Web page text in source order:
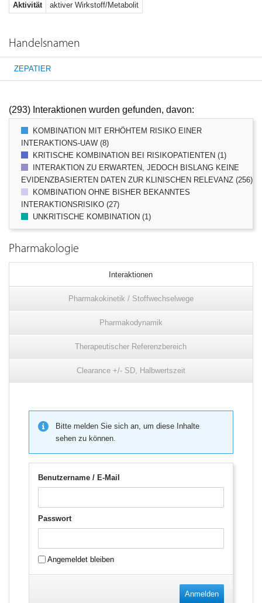
Aktivität aktiver Wirkstoff/Metabolit
Handelsnamen
ZEPATIER
(293) Interaktionen wurden gefunden, davon:
KOMBINATION MIT ERHÖHTEM RISIKO EINER
INTERAKTIONS-UAW (8)
KRITISCHE KOMBINATION BEI RISIKOPATIENTEN (1)
INTERAKTION ZU ERWARTEN, JEDOCH BISLANG KEINE
EVIDENZBASIERTEN DATEN ZUR KLINISCHEN RELEVANZ (256)
KOMBINATION OHNE BISHER BEKANNTES
INTERAKTIONSRISIKO (27)
UNKRITISCHE KOMBINATION (1)
Pharmakologie
Interaktionen
Pharmakokinetik / Stoffwechselwege
Pharmakodynamik
Therapeutischer Referenzbereich
Clearance +/- SD, Halbwertszeit
Bitte melden Sie sich an, um diese Inhalte
sehen zu können.
Benutzername / E-Mail
Passwort
Angemeldet bleiben
Anmelden